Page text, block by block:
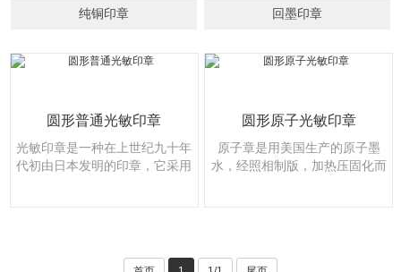
纯铜印章 回墨印章
圆形普通光敏印章
光敏印章是一种在上世纪九十年
代初由日本发明的印章，它采用
圆形原子光敏印章
原子章是用美国生产的原子墨
水，经照相制版，加热压固化而